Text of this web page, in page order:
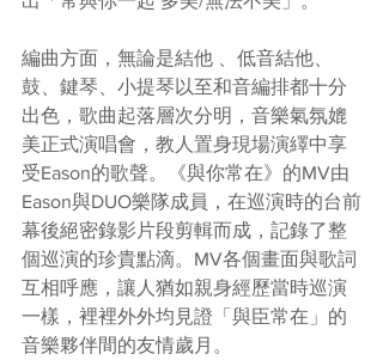
編曲方面，無論是結他 、低音結他、
鼓、鍵琴、小提琴以至和音編排都十分
出色，歌曲起落層次分明，音樂氣氛媲
美正式演唱會，教人置身現場演繹中享
受Eason的歌聲。《與你常在》的MV由
Eason與DUO樂隊成員，在巡演時的台前
幕後絕密錄影片段剪輯而成，記錄了整
個巡演的珍貴點滴。MV各個畫面與歌詞
互相呼應，讓人猶如親身經歷當時巡演
一樣，裡裡外外均見證「與臣常在」的
音樂夥伴間的友情歲月。